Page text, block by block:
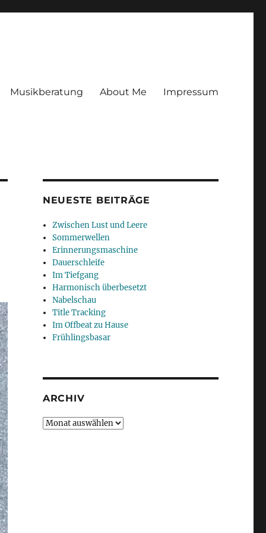
Musikberatung About Me Impressum
NEUESTE BEITRÄGE
Zwischen Lust und Leere
Sommerwellen
Erinnerungsmaschine
Dauerschleife
Im Tiefgang
Harmonisch überbesetzt
Nabelschau
Title Tracking
Im Offbeat zu Hause
Frühlingsbasar
ARCHIV
Archiv